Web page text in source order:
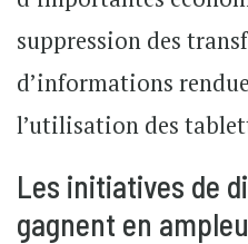
suppression des
d’informations
l’utilisation des
Les initiatives de
gagnent en